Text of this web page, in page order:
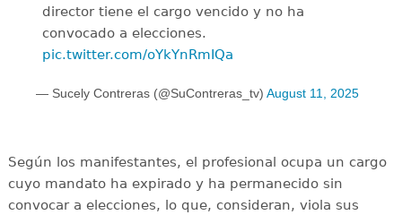
director tiene el cargo vencido y no ha
convocado a elecciones.
pic.twitter.com/oYkYnRmIQa
— Sucely Contreras (@SuContreras_tv) August 11, 2025
Según los manifestantes, el profesional ocupa un cargo
cuyo mandato ha expirado y ha permanecido sin
convocar a elecciones, lo que, consideran, viola sus